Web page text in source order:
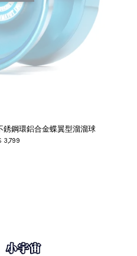
銹鋼環鋁合金蝶翼型溜溜球
3,799